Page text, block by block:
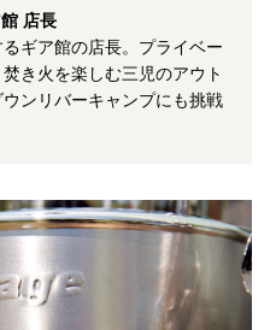
店長
ギア館の店長。プライベー
き火を楽しむ三児のアウト
ンリバーキャンプにも挑戦